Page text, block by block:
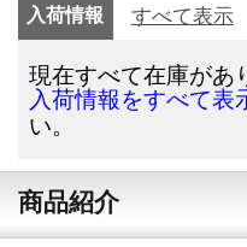
入荷情報 すべて表示
現在すべて在庫があ
入荷情報をすべて表
い。
商品紹介